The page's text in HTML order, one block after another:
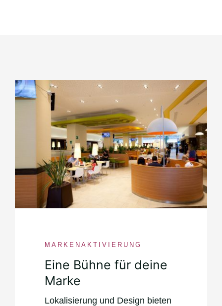
MARKENAKTIVIERUNG
Eine Bühne für deine
Marke
Lokalisierung und Design bieten